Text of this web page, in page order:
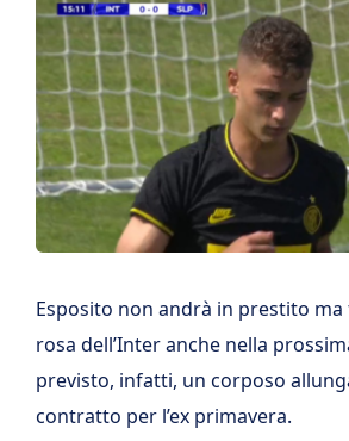
Esposito non andrà in prestito
rosa dell’Inter anche nella
previsto, infatti, un corposo
contratto per l’ex primavera.